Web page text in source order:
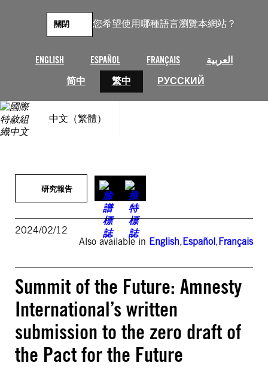
您希望使用哪種語言瀏覽本網站？
ENGLISH ESPAÑOL FRANÇAIS
العربية
简中
繁中 РУССКИЙ
關閉
中文（繁體）
研究報告
2024/02/12
Also available in English,Español,Français
Summit of the Future: Amnesty
International’s written
submission to the zero draft of
the Pact for the Future